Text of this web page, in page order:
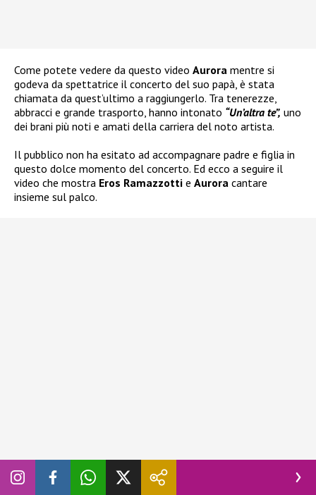
Come potete vedere da questo video Aurora mentre si
godeva da spettatrice il concerto del suo papà, è stata
chiamata da quest’ultimo a raggiungerlo. Tra tenerezze,
abbracci e grande trasporto, hanno intonato “Un’altra te”, uno
dei brani più noti e amati della carriera del noto artista.
Il pubblico non ha esitato ad accompagnare padre e figlia in
questo dolce momento del concerto. Ed ecco a seguire il
video che mostra Eros Ramazzotti e Aurora cantare
insieme sul palco.